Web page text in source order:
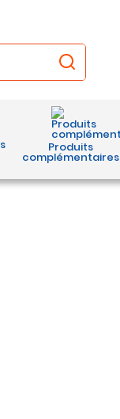
Produits
complémentaires